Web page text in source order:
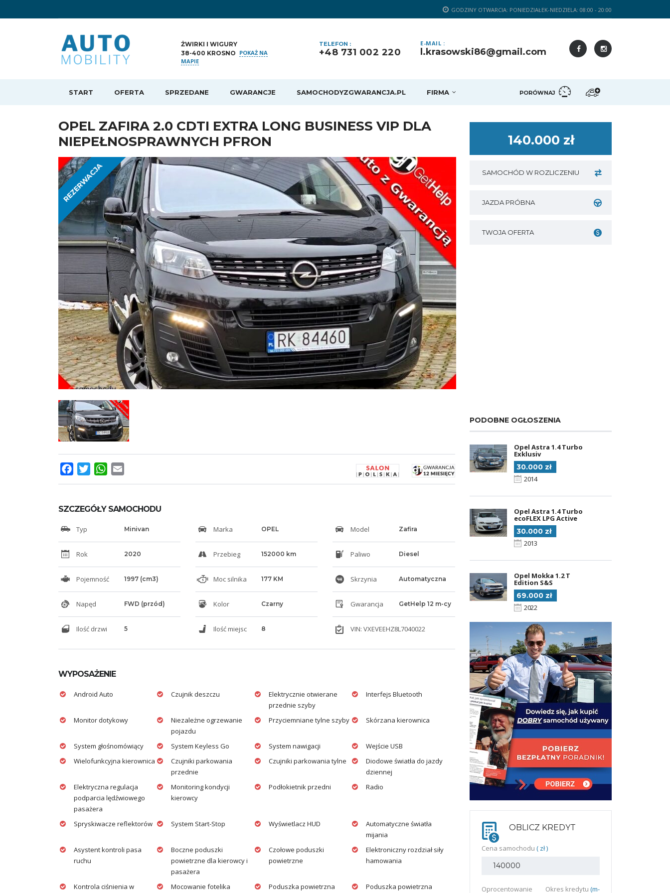
GODZINY OTWARCIA: PONIEDZIAŁEK-NIEDZIELA: 08:00 - 20:00
E-MAIL :
l.krasowski86@gmail.com
TELEFON :
+48 731 002 220
ŻWIRKI I WIGURY
38-400 KROSNO POKAŻ NA
MAPIE
PORÓWNAJ
START OFERTA SPRZEDANE GWARANCJE SAMOCHODYZGWARANCJA.PL FIRMA
OPEL ZAFIRA 2.0 CDTI EXTRA LONG BUSINESS VIP DLA
NIEPEŁNOSPRAWNYCH PFRON
REZERWACJA
FacebookTwitterWhatsApp
SZCZEGÓŁY SAMOCHODU
Typ Minivan Marka OPEL Model Zafira
Rok 2020 Przebieg 152000 km Paliwo Diesel
Pojemność 1997 (cm3) Moc silnika 177 KM Skrzynia Automatyczna
Napęd FWD (przód) Kolor Czarny Gwarancja GetHelp 12 m-cy
Ilość drzwi 5 Ilość miejsc 8 VIN: VXEVEEHZ8L7040022
WYPOSAŻENIE
Android Auto Czujnik deszczu
Elektrycznie otwierane
przednie szyby
Interfejs Bluetooth
Monitor dotykowy
Niezależne ogrzewanie
pojazdu
Przyciemniane tylne szyby Skórzana kierownica
System głośnomówiący System Keyless Go System nawigacji
Wejście USB
Wielofunkcyjna kierownica
Czujniki parkowania
przednie
Czujniki parkowania tylne
Diodowe światła do jazdy
dziennej
Elektryczna regulacja
podparcia lędźwiowego
pasażera
Monitoring kondycji
kierowcy
Podłokietnik przedni Radio
Spryskiwacze reflektorów System Start-Stop Wyświetlacz HUD
Automatyczne światła
mijania
Asystent kontroli pasa
ruchu
Boczne poduszki
powietrzne dla kierowcy i
pasażera
Czołowe poduszki
powietrzne
Elektroniczny rozdział siły
hamowania
Kontrola ciśnienia w
Mocowanie fotelika
Poduszka powietrzna
Poduszka powietrzna
140.000 zł
SAMOCHÓD W ROZLICZENIU
JAZDA PRÓBNA
TWOJA OFERTA
PODOBNE OGŁOSZENIA
Opel Astra 1.4 Turbo
Exklusiv
30.000 zł
2014
Opel Astra 1.4 Turbo
ecoFLEX LPG Active
30.000 zł
2013
Opel Mokka 1.2 T
Edition S&S
69.000 zł
2022
OBLICZ KREDYT
Cena samochodu ( zł )
Oprocentowanie Okres kredytu (m-